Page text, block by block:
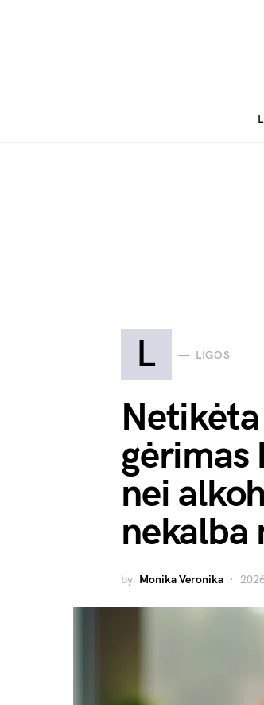
L LIGOS
gėrimas
nei
nekalba
by Monika Veronika